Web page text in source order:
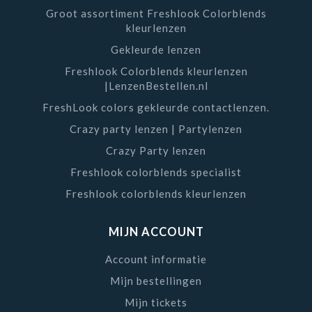
geproduceerde contactlenzen. De levertijd is hierdoor
Heeft u vragen over ons assortiment Air Optix lenzen?
Neem dan gerust contact op met onze klantenservice.
Wij zijn op werkdagen van 9:00 tot 17:00 telefonisch
bereikbaar via 088 - 112 0550. Daarnaast kunt u altijd
Groot assortiment Freshlook Colorblends
kleurlenzen
Gekleurde lenzen
Freshlook Colorblends kleurlenzen
|LenzenBestellen.nl
FreshLook colors gekleurde contactlenzen.
Crazy party lenzen | Partylenzen
Crazy Party lenzen
Freshlook colorblends specialist
Freshlook colorblends kleurlenzen
MIJN ACCOUNT
Account informatie
Mijn bestellingen
Mijn tickets